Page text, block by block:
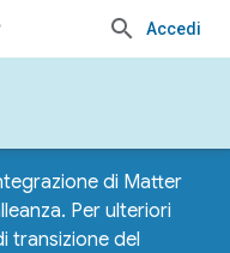
Accedi
di Matter
Per ulteriori
transizione del